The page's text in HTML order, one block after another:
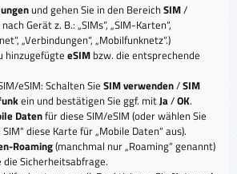
und gehen Sie in den BereichSIM/
nach Gerät z. B.: „SIMs“, „SIM-Karten“,
„Verbindungen“, „Mobilfunknetz“.)
hinzugefügte eSIMbzw. die entsprechende
eSIM: Schalten Sie SIM verwenden/SIM
ein und bestätigen Sie ggf. mitJa/OK.
Datenfür diese SIM/eSIM (oder wählen Sie
diese Karte für „Mobile Daten“ aus).
Roaming(manchmal nur „Roaming“ genannt)
Sicherheitsabfrage.